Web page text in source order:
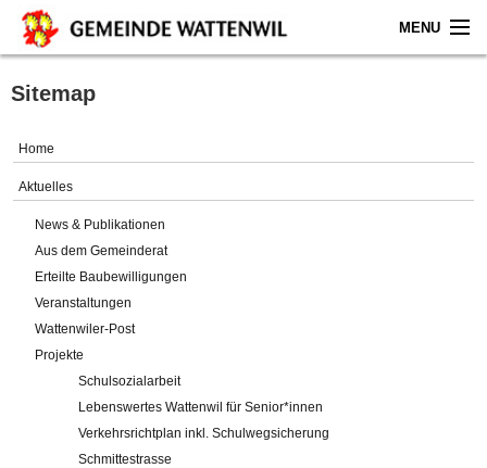
MENU
Home
Gemeinde
Verwaltung
Online-Service
Impressum
Sitemap
Home
Aktuelles
News & Publikationen
Aus dem Gemeinderat
Erteilte Baubewilligungen
Veranstaltungen
Wattenwiler-Post
Projekte
Schulsozialarbeit
Lebenswertes Wattenwil für Senior*innen
Verkehrsrichtplan inkl. Schulwegsicherung
Schmittestrasse